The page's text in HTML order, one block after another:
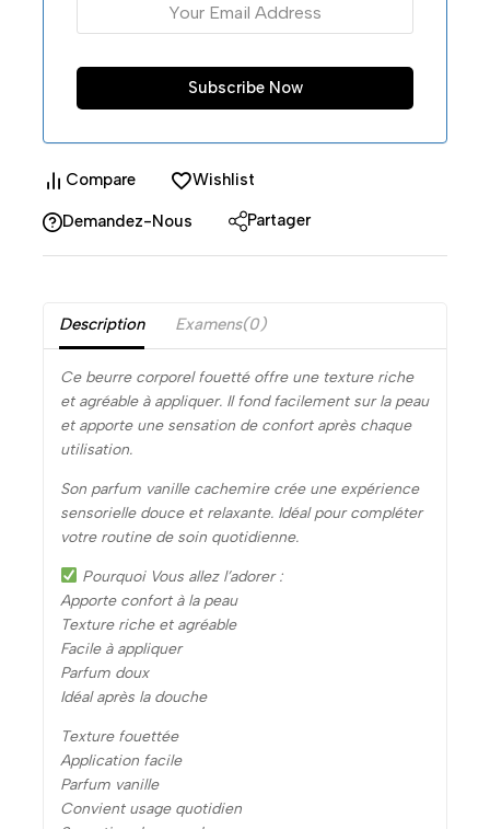
Compare Wishlist
Demandez-Nous Partager
Description Examens(0)
Ce beurre corporel fouetté offre une texture riche
et agréable à appliquer. Il fond facilement sur la peau
et apporte une sensation de confort après chaque
utilisation.
Son parfum vanille cachemire crée une expérience
sensorielle douce et relaxante. Idéal pour compléter
votre routine de soin quotidienne.
Pourquoi Vous allez l’adorer :
Apporte confort à la peau
Texture riche et agréable
Facile à appliquer
Parfum doux
Idéal après la douche
Texture fouettée
Application facile
Parfum vanille
Convient usage quotidien